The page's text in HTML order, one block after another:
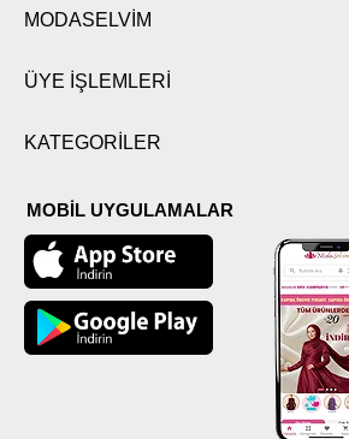
MODASELVİM
ÜYE İŞLEMLERİ
KATEGORİLER
MOBİL UYGULAMALAR